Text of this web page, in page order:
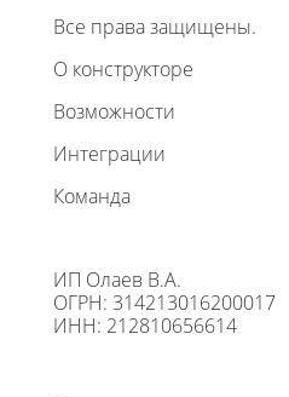
Все права защищены.
О конструкторе
Возможности
Интеграции
Команда
ИП Олаев В.А.
ОГРН: 314213016200017
ИНН: 212810656614